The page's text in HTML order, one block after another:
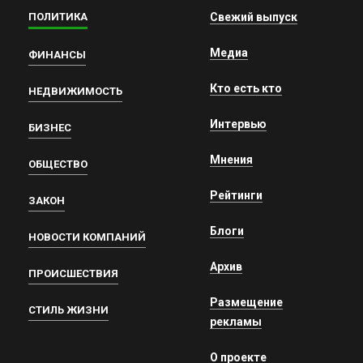
ПОЛИТИКА
ФИНАНСЫ
НЕДВИЖИМОСТЬ
БИЗНЕС
ОБЩЕСТВО
ЗАКОН
НОВОСТИ КОМПАНИЙ
ПРОИСШЕСТВИЯ
СТИЛЬ ЖИЗНИ
Свежий выпуск
Медиа
Кто есть кто
Интервью
Мнения
Рейтинги
Блоги
Архив
Размещение
рекламы
О проекте